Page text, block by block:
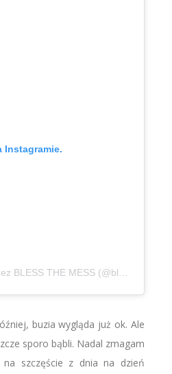
Instagramie.
buzia wygląda już ok. Ale
sporo bąbli. Nadal zmagam
szczęście z dnia na dzień